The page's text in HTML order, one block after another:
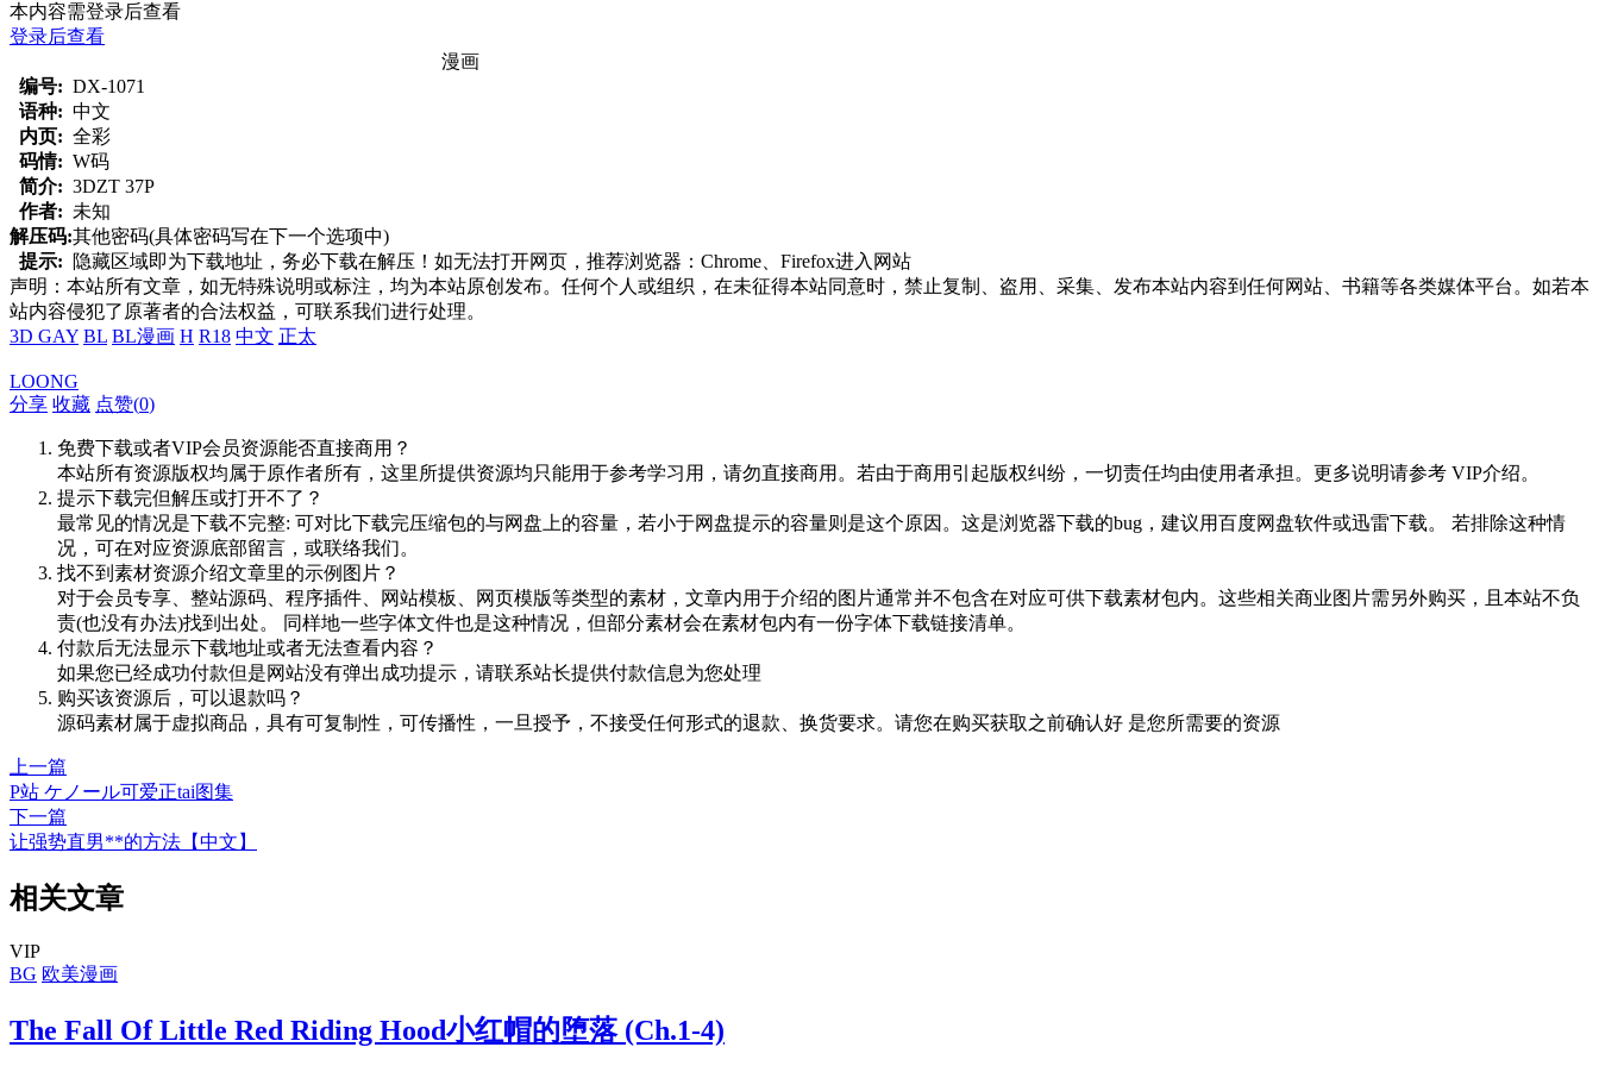
本内容需登录后查看
登录后查看
漫画
编号: DX-1071
语种: 中文
内页: 全彩
码情: W码
简介: 3DZT 37P
作者: 未知
解压码:其他密码(具体密码写在下一个选项中)
提示:
隐藏区域即为下载地址，务必下载在解压！如无法打开网页，推荐浏览器：Chrome、Firefox进入网站
声明：本站所有文章，如无特殊说明或标注，均为本站原创发布。任何个人或组织，在未征得本站同意时，禁止复制、盗用、采集、发布本站内容到任何网站、书籍等各类媒体平台。如若本
站内容侵犯了原著者的合法权益，可联系我们进行处理。
3D GAY BL BL漫画 H R18 中文 正太
LOONG
分享 收藏 点赞(0)
免费下载或者VIP会员资源能否直接商用？
本站所有资源版权均属于原作者所有，这里所提供资源均只能用于参考学习用，请勿直接商用。若由于商用引起版权纠纷，一切责任均由使用者承担。更多说明请参考 VIP介绍。
提示下载完但解压或打开不了？
最常见的情况是下载不完整: 可对比下载完压缩包的与网盘上的容量，若小于网盘提示的容量则是这个原因。这是浏览器下载的bug，建议用百度网盘软件或迅雷下载。 若排除这种情
况，可在对应资源底部留言，或联络我们。
找不到素材资源介绍文章里的示例图片？
对于会员专享、整站源码、程序插件、网站模板、网页模版等类型的素材，文章内用于介绍的图片通常并不包含在对应可供下载素材包内。这些相关商业图片需另外购买，且本站不负
责(也没有办法)找到出处。 同样地一些字体文件也是这种情况，但部分素材会在素材包内有一份字体下载链接清单。
付款后无法显示下载地址或者无法查看内容？
如果您已经成功付款但是网站没有弹出成功提示，请联系站长提供付款信息为您处理
购买该资源后，可以退款吗？
源码素材属于虚拟商品，具有可复制性，可传播性，一旦授予，不接受任何形式的退款、换货要求。请您在购买获取之前确认好 是您所需要的资源
上一篇
P站 ケノール可爱正tai图集
下一篇
让强势直男**的方法【中文】
相关文章
VIP
BG 欧美漫画
The Fall Of Little Red Riding Hood小红帽的堕落 (Ch.1-4)